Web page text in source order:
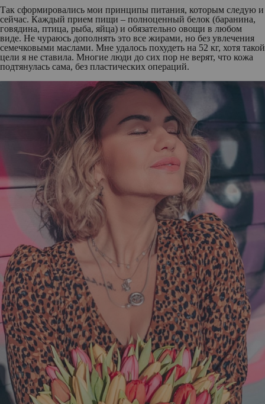
Так сформировались мои принципы питания, которым следую и
сейчас. Каждый прием пищи – полноценный белок (баранина,
говядина, птица, рыба, яйца) и обязательно овощи в любом
виде. Не чураюсь дополнять это все жирами, но без увлечения
семечковыми маслами. Мне удалось похудеть на 52 кг, хотя такой
цели я не ставила. Многие люди до сих пор не верят, что кожа
подтянулась сама, без пластических операций.